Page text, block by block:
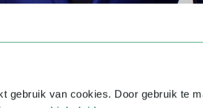
gebruik van cookies. Door gebruik te